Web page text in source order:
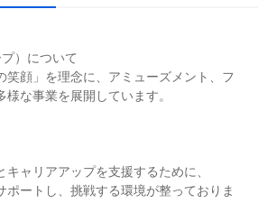
）について
笑顔」を理念に、アミューズメント、フ
様な事業を展開しています。
ャリアアップを支援するために、
ポートし、挑戦する環境が整っておりま